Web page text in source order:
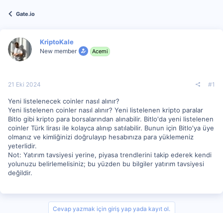
u
b
a
ş
a
g
ç
i
Gate.io
KriptoKale
New member Acemi
21 Eki 2024 #1
Yeni listelenecek coinler nasıl alınır?
Yeni listelenen coinler nasıl alınır? Yeni listelenen kripto paralar
Bitlo gibi kripto para borsalarından alınabilir. Bitlo'da yeni listelenen
coinler Türk lirası ile kolayca alınıp satılabilir. Bunun için Bitlo'ya üye
olmanız ve kimliğinizi doğrulayıp hesabınıza para yüklemeniz
yeterlidir.
Not: Yatırım tavsiyesi yerine, piyasa trendlerini takip ederek kendi
yolunuzu belirlemelisiniz; bu yüzden bu bilgiler yatırım tavsiyesi
değildir.
Cevap yazmak için giriş yap yada kayıt ol.